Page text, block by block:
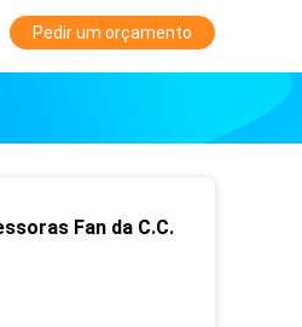
Pedir um orçamento
Fan da C.C.